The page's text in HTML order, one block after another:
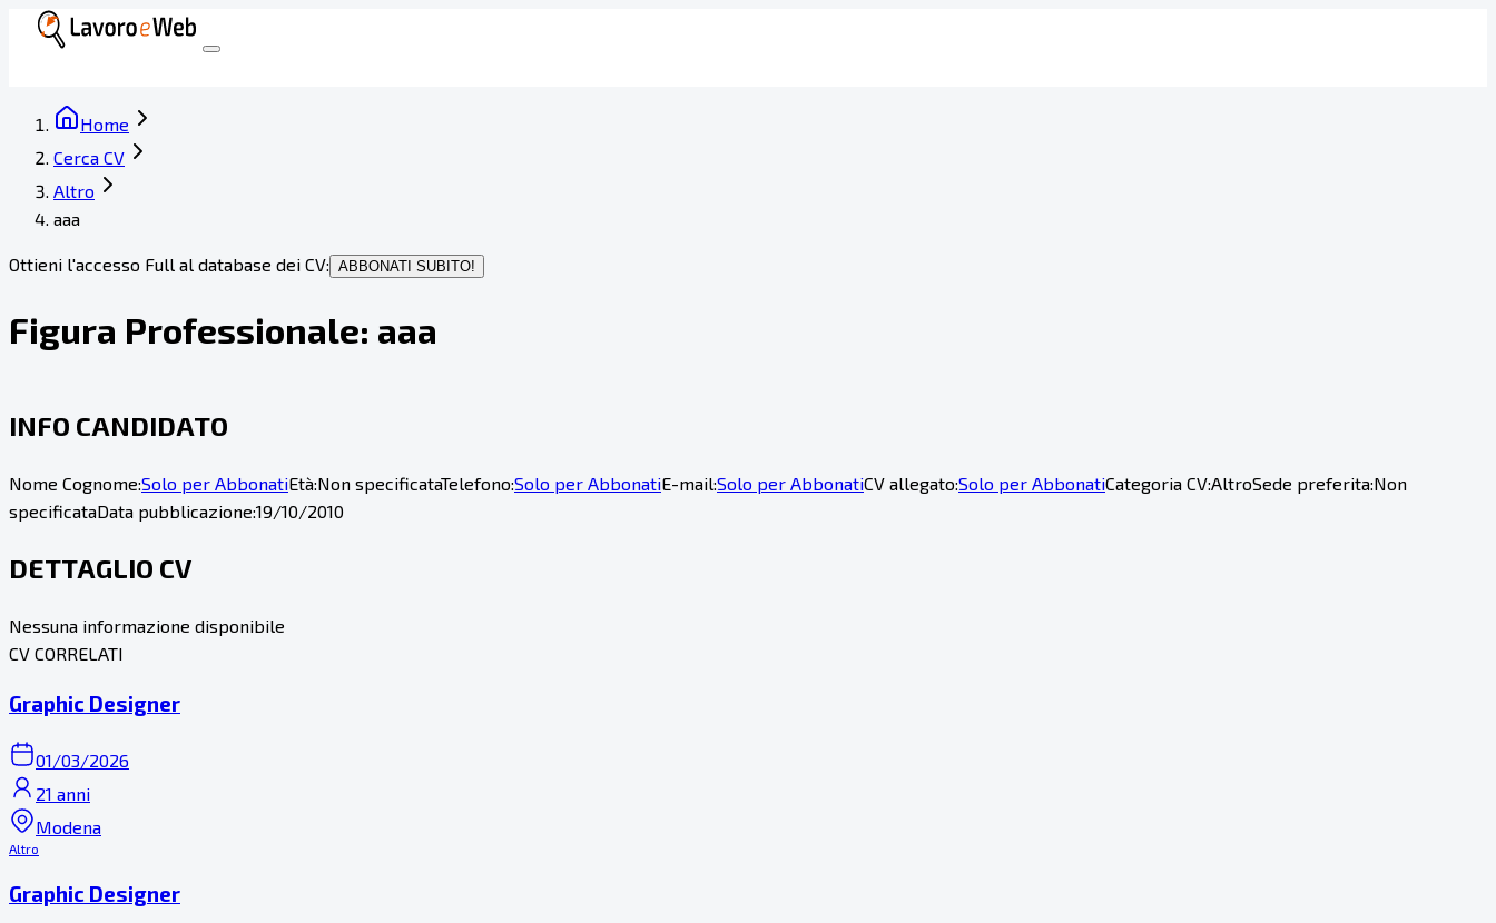
Home
Cerca CV
Altro
aaa
Ottieni l'accesso Full al database dei CV: ABBONATI SUBITO!
Figura Professionale: aaa
INFO CANDIDATO
Nome Cognome:Solo per AbbonatiEtà:Non specificataTelefono:Solo per AbbonatiE-mail:Solo per AbbonatiCV allegato:Solo per AbbonatiCategoria CV:AltroSede preferita:Non
specificataData pubblicazione:19/10/2010
DETTAGLIO CV
Nessuna informazione disponibile
CV CORRELATI
Graphic Designer
01/03/2026
21 anni
Modena
Altro
Graphic Designer